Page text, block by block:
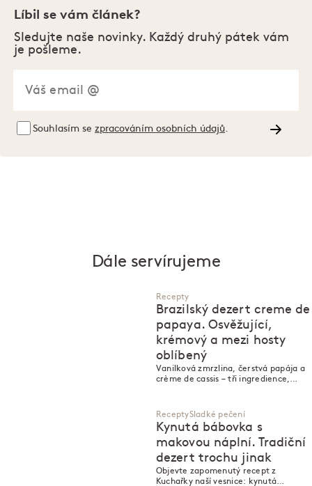
Líbil se vám článek?
Sledujte naše novinky. Každý druhý pátek vám
je pošleme.
Souhlasím se zpracováním osobních údajů
Dále servírujeme
Recepty
Brazilský dezert creme de
papaya. Osvěžující,
krémový a mezi hosty
oblíbený
Vanilková zmrzlina, čerstvá papája a
crème de cassis – tři ingredience,
ReceptySladké pečení
Kynutá bábovka s
makovou náplní. Tradiční
dezert trochu jinak
Objevte zapomenutý recept z
Kuchařky naší vesnice: kynutá